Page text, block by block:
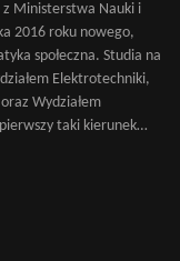
z Ministerstwa Nauki i
2016 roku nowego,
społeczna. Studia na
Elektrotechniki,
Wydziałem
taki kierunek…